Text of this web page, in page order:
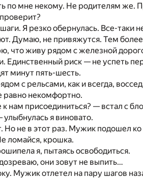
по мне некому. Не родителям же.
Я резко обернулась. Все-таки
Думаю, не привяжутся. Тем
что живу рядом с железной
Единственный риск — не успеть
минут пять-шесть.
с рельсами, как и всегда,
равно некомфортно.
нам присоединиться? — встал с
я виновато.
Но не в этот раз. Мужик подошел ко
ломайся, крошка.
я, пытаясь освободиться.
они зовут не выпить…
Мужик отлетел на пару шагов